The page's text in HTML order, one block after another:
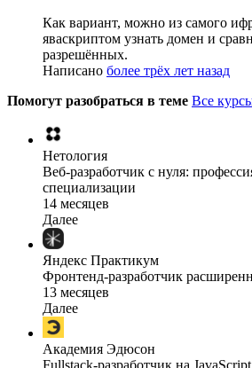
Как вариант, можно из самого
яваскриптом узнать домен и
разрешённых.
Написано более трёх лет назад
Помогут разобраться в теме Все
Нетология
Веб-разработчик с нуля:
специализации
14 месяцев
Далее
Яндекс Практикум
Фронтенд-разработчик
13 месяцев
Далее
Академия Эдюсон